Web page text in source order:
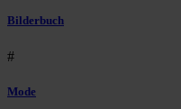
Bilderbuch
#
Mode